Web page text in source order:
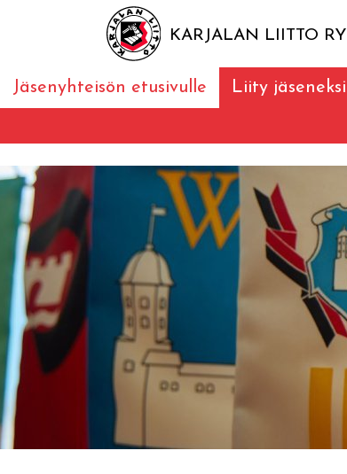
KARJALAN LIITTO RY
Jäsenyhteisön etusivulle Liity jäseneksi